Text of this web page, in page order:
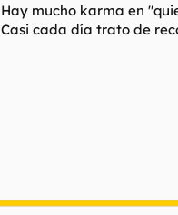
Hay mucho karma en
Casi cada día trato de